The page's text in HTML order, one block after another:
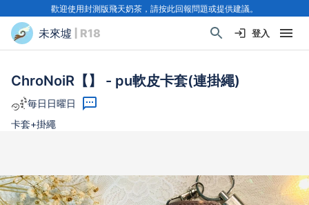
歡迎使用封測版飛天奶茶，請按此回報問題或提供建議。
未來墟 | R18 登入
ChroNoiR【】 - pu軟皮卡套(連掛繩)
毎日日曜日
卡套+掛繩